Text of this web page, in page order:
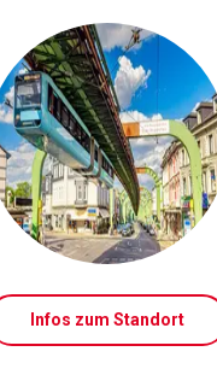
Infos zum Standort